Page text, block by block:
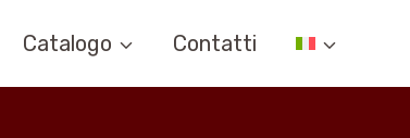
Catalogo Contatti